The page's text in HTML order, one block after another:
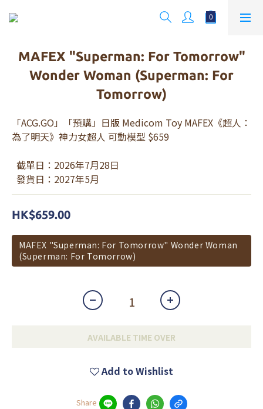
MAFEX "Superman: For Tomorrow"
Wonder Woman (Superman: For
Tomorrow)
「ACG.GO」「預購」日版 Medicom Toy MAFEX《超人：
為了明天》神力女超人 可動模型 $659
  截單日：2026年7月28日
  發貨日：2027年5月
HK$659.00
MAFEX "Superman: For Tomorrow" Wonder Woman
(Superman: For Tomorrow)
AVAILABLE TIME OVER
Add to Wishlist
Share